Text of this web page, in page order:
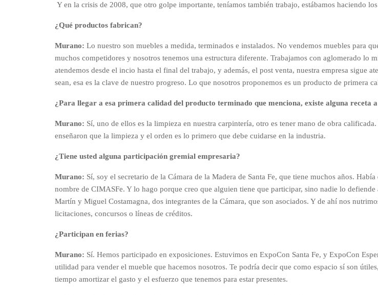
Y en la crisis de 2008, que otro golpe importante, teníamos también trabajo, estábamos haciendo
¿Qué productos fabrican?
Murano: Lo nuestro son muebles a medida, terminados e instalados. No vendemos muebles para
muchos competidores y nosotros tenemos una estructura diferente. Trabajamos con aglomerado
atendemos desde el incio hasta el final del trabajo, y además, el post venta, nuestra empresa sigue
sean, esa es la clave de nuestro progreso. Lo que nosotros proponemos es un producto de primera
¿Para llegar a esa primera calidad del producto terminado que menciona, existe alguna receta
Murano: Sí, uno de ellos es la limpieza en nuestra carpintería, otro es tener mano de obra
enseñaron que la limpieza y el orden es lo primero que debe cuidarse en la industria.
¿Tiene usted alguna participación gremial empresaria?
Murano: Sí, soy el secretario de la Cámara de la Madera de Santa Fe, que tiene muchos años.
nombre de CIMASFe. Y lo hago porque creo que alguien tiene que participar, sino nadie lo
Martín y Miguel Costamagna, dos integrantes de la Cámara, que son asociados. Y de ahí nos
licitaciones, concursos o líneas de créditos.
¿Participan en ferias?
Murano: Sí. Hemos participado en exposiciones. Estuvimos en ExpoCon Santa Fe, y ExpoCon
utilidad para vender el mueble que hacemos nosotros. Te podría decir que como espacio sí son
tiempo amortizar el gasto y el esfuerzo que tenemos para estar presentes.